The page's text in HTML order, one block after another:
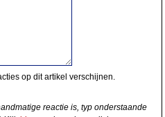
op dit artikel verschijnen.
reactie is, typ onderstaande